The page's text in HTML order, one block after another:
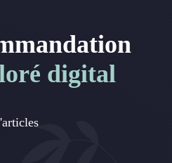
digital